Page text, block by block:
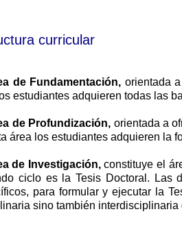
curricular
de Fundamentación, orientada
estudiantes adquieren todas las
de Profundización, orientada a
área los estudiantes adquieren la
de Investigación,constituye el
ciclo es la Tesis Doctoral. Las
para formular y ejecutar la
sino también